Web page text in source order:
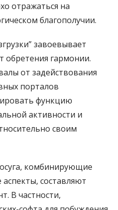
отражаться на
благополучии.
завоевывает
обретения гармонии.
от задействования
порталов
функцию
активности и
своим
комбинирующие
составляют
В частности,